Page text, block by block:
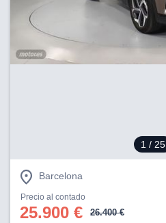
1 / 25
Barcelona
Precio al contado
25.900 € 26.400 €